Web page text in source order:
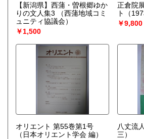
【新潟県】西蒲・曽根郷ゆか
りの文人集3
（西蒲地域コミ
ュニティ協議会）
￥1,500
正倉院
ト（
￥9,800
オリエント 第55巻第1号
（日本オリエント学会 編）
八丈流
三）